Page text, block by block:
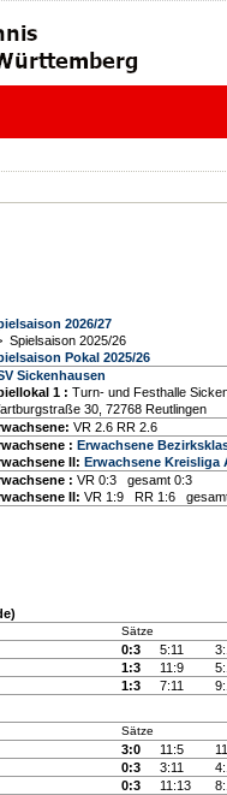
2026/27
Spielsaison 2025/26
Pokal 2025/26
Sickenhausen
1 : Turn- und Festhalle
30, 72768 Reutlingen
VR 2.6 RR 2.6
: Erwachsene
II: Erwachsene Kreisliga
: VR 0:3 gesamt 0:3
II: VR 1:9 RR 1:6
Sätze
0:3 5:11
1:3 11:9
1:3 7:11
Sätze
3:0 11:5
0:3 3:11
0:3 11:13